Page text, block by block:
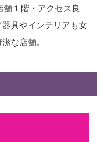
１階・アクセス良
具やインテリアも女
な店舗。